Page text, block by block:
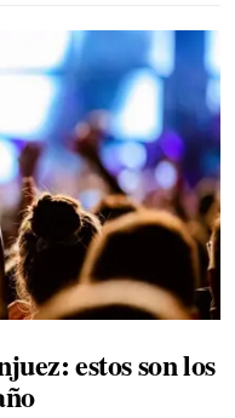
estos son los